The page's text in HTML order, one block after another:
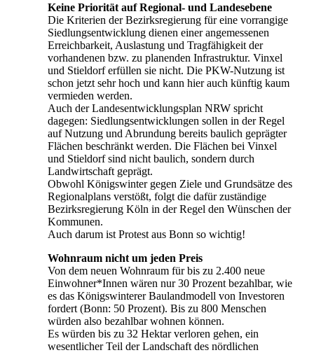
Keine Priorität auf Regional- und Landesebene
Die Kriterien der Bezirksregierung für eine vorrangige
Siedlungsentwicklung dienen einer angemessenen
Erreichbarkeit, Auslastung und Tragfähigkeit der
vorhandenen bzw. zu planenden Infrastruktur. Vinxel
und Stieldorf erfüllen sie nicht. Die PKW-Nutzung ist
schon jetzt sehr hoch und kann hier auch künftig kaum
vermieden werden.
Auch der Landesentwicklungsplan NRW spricht
dagegen: Siedlungsentwicklungen sollen in der Regel
auf Nutzung und Abrundung bereits baulich geprägter
Flächen beschränkt werden. Die Flächen bei Vinxel
und Stieldorf sind nicht baulich, sondern durch
Landwirtschaft geprägt.
Obwohl Königswinter gegen Ziele und Grundsätze des
Regionalplans verstößt, folgt die dafür zuständige
Bezirksregierung Köln in der Regel den Wünschen der
Kommunen.
Auch darum ist Protest aus Bonn so wichtig!
Wohnraum nicht um jeden Preis
Von dem neuen Wohnraum für bis zu 2.400 neue
Einwohner*Innen wären nur 30 Prozent bezahlbar, wie
es das Königswinterer Baulandmodell von Investoren
fordert (Bonn: 50 Prozent). Bis zu 800 Menschen
würden also bezahlbar wohnen können.
Es würden bis zu 32 Hektar verloren gehen, ein
wesentlicher Teil der Landschaft des nördlichen